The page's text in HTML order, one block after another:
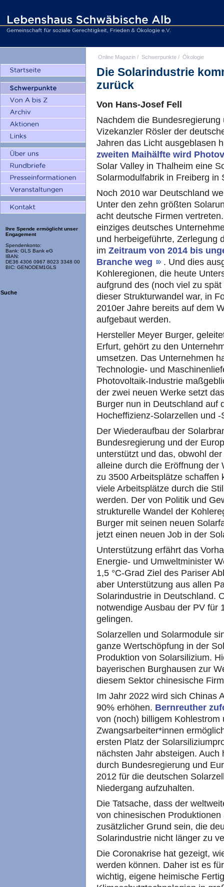
Ihre Spende ermöglicht unser
Engagement
Spendenkonto:
Bank: GLS Bank eG
IBAN:
DE36 4306 0967 8023 3348 00
BIC: GENODEM1GLS
Suche
Online Magazin / Schwerpunkte / Ökologie
Die Solarindustrie
zurück
Von Hans-Josef Fell
Nachdem die
Vizekanzler Rösler der
Jahren das Licht ausgeblasen
zweiten Maihälfte wird
Solar Valley in Thalheim eine
Solarmodulfabrik in Freiberg in
Noch 2010 war Deutschland
Unter den zehn größten
acht deutsche Firmen
einziges deutsches
und herbeigeführte, Zerlegung
im Zeitraum von 2014 bis
Branche weg
. Und dies
Kohleregionen, die heute
aufgrund des (noch viel zu
dieser Strukturwandel war, in
2010er Jahre bereits auf dem
aufgebaut werden.
Hersteller Meyer Burger,
Erfurt, gehört zu den
umsetzen. Das Unternehmen
Technologie- und
Photovoltaik-Industrie
der zwei neuen Werke setzt
Burger nun in Deutschland auf
Hocheffizienz-Solarzellen und
Der Wiederaufbau der
Bundesregierung und der
unterstützt und das, obwohl
alleine durch die Eröffnung der
zu 3500 Arbeitsplätze schaffen
viele Arbeitsplätze durch die
werden. Der von Politik und
strukturelle Wandel der
Burger mit seinen neuen
jetzt einen neuen Job in der
Unterstützung erfährt das
Energie- und Umweltminister
1,5 °C-Grad Ziel des Pariser
aber Unterstützung aus allen
Solarindustrie in Deutschland.
notwendige Ausbau der PV für
gelingen.
Solarzellen und Solarmodule
ganze Wertschöpfung in der
Produktion von Solarsilizium.
bayerischen Burghausen zur
diesem Sektor chinesische
Im Jahr 2022 wird sich Chinas
90% erhöhen. Bernreuther
von (noch) billigem
Zwangsarbeiter*innen
ersten Platz der
nächsten Jahr absteigen.
durch Bundesregierung und
2012 für die deutschen
Niedergang aufzuhalten.
Die Tatsache, dass der
von chinesischen
zusätzlicher Grund sein, die
Solarindustrie nicht länger zu
Die Coronakrise hat gezeigt,
werden können. Daher ist es
wichtig, eigene heimische